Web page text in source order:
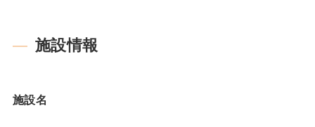
施設情報
施設名